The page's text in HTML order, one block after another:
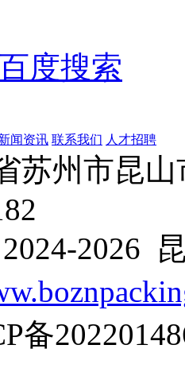
度搜索
闻资讯 联系我们 人才招聘
苏州市昆
2026
备